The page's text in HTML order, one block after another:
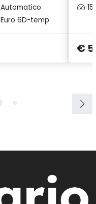
Automatico
Euro 6D-temp
€